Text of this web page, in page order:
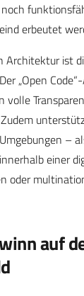
erbeutet
Architektur ist
„Open
volle
–
einer
oder
auf